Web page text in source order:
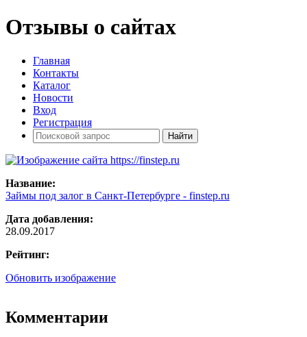
Отзывы о сайтах
Главная
Контакты
Каталог
Новости
Вход
Регистрация
Название:
Займы под залог в Санкт-Петербурге - finstep.ru
Дата добавления:
28.09.2017
Рейтинг:
Обновить изображение
Комментарии